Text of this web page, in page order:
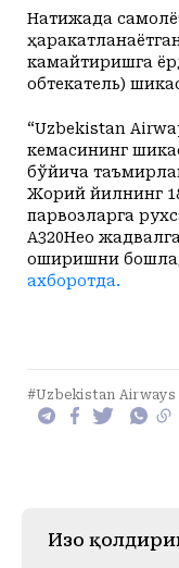
Натижада
камайтиришга
обтекатель)
“Uzbekistan
кемасининг
бўйича
Жорий йилнинг
парвозларга
А320Нео
оширишни
ахборотда.
#Uzbekistan Airways
Изоҳ